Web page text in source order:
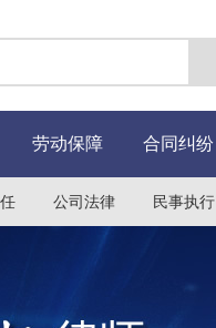
劳动保障 合同纠纷
公司法律 民事执行